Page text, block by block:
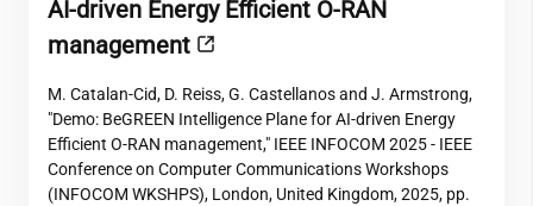
AI-driven Energy Efficient O-RAN
management
M. Catalan-Cid, D. Reiss, G. Castellanos and J. Armstrong,
"Demo: BeGREEN Intelligence Plane for AI-driven Energy
Efficient O-RAN management," IEEE INFOCOM 2025 - IEEE
Conference on Computer Communications Workshops
(INFOCOM WKSHPS), London, United Kingdom, 2025, pp.